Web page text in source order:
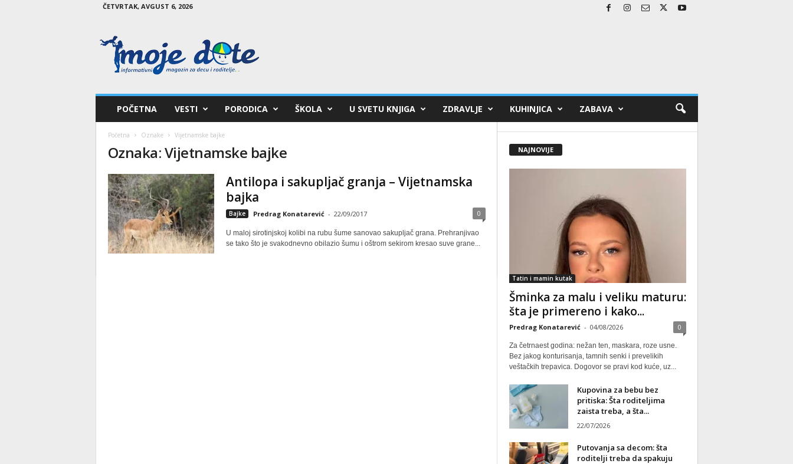
ČETVRTAK, AVGUST 6, 2026
o
POČETNA VESTI PORODICA ŠKOLA U SVETU KNJIGA ZDRAVLJE KUHINJICA ZABAVA
Početna Oznake Vijetnamske bajke
Oznaka: Vijetnamske bajke
Antilopa i sakuplјač granja – Vijetnamska
bajka
Bajke Predrag Konatarević - 22/09/2017 0
U maloj sirotinjskoj kolibi na rubu šume sanovao sakuplјač grana. Prehranjivao
se tako što je svakodnevno obilazio šumu i oštrom sekirom kresao suve grane...
NAJNOVIJE
Tatin i mamin kutak
Šminka za malu i veliku maturu:
šta je primereno i kako...
Predrag Konatarević - 04/08/2026 0
Za četrnaest godina: nežan ten, maskara, roze usne.
Bez jakog konturisanja, tamnih senki i prevelikih
veštačkih trepavica. Dogovor se pravi kod kuće, uz...
Kupovina za bebu bez
pritiska: Šta roditeljima
zaista treba, a šta...
22/07/2026
Putovanja sa decom: šta
roditelji treba da spakuju